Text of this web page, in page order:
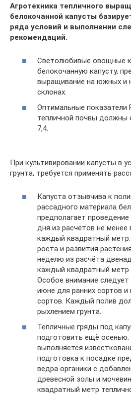
Агротехника тепличного
белокочанной капусты
ряда условий и выполнении
рекомендаций.
Светолюбивые овощные
белокочанную капусту,
выращивание на южных и
склонах.
Оптимальные показатели
тепличной почвы должны
7,4.
При культивировании капусты в
грунта, требуется применять
Капуста отзывчива к
рассадного материала
предполагает
дня из расчётов не
каждый квадратный
роста и развития
неделю из расчёта
каждый квадратный метр
Особое внимание
июне для ранних сортов и
сортов. Каждый полив
рыхлением грунта.
Тепличные гряды под
подготовить ещё
выполняется
подготовка к посадке
ведра органики с
древесной золы и
квадратный метр